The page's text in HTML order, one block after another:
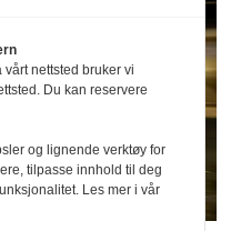
nettsted bruker vi
Du kan reservere
og lignende verktøy for
tilpasse innhold til deg
Les mer i vår